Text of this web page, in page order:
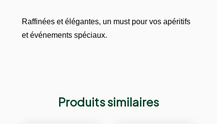
Raffinées et élégantes, un must pour vos apéritifs
et événements spéciaux.
Produits similaires